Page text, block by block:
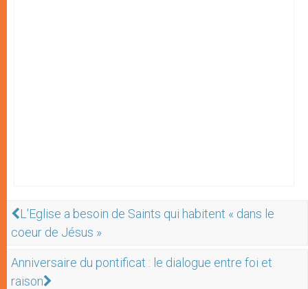
L'Eglise a besoin de Saints qui habitent « dans le
coeur de Jésus »
Anniversaire du pontificat : le dialogue entre foi et
raison